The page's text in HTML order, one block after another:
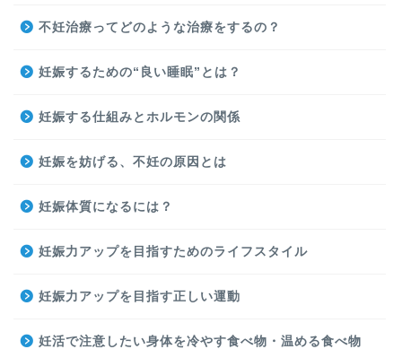
不妊治療ってどのような治療をするの？
妊娠するための“良い睡眠”とは？
妊娠する仕組みとホルモンの関係
妊娠を妨げる、不妊の原因とは
妊娠体質になるには？
妊娠力アップを目指すためのライフスタイル
妊娠力アップを目指す正しい運動
妊活で注意したい身体を冷やす食べ物・温める食べ物